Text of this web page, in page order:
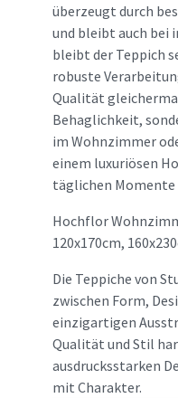
überzeugt durch
und bleibt auch bei
bleibt der Teppich
robuste
Qualität
Behaglichkeit,
im Wohnzimmer
einem luxuriösen
täglichen
Hochflor
120x170cm,
Die Teppiche von
zwischen Form,
einzigartigen
Qualität und Stil
ausdrucksstarken
mit Charakter.